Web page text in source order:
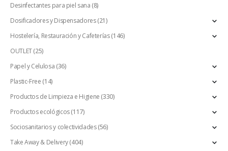
Desinfectantes para piel sana (8)
Dosificadores y Dispensadores (21)
Hostelería, Restauración y Cafeterías(146)
OUTLET(25)
Papel y Celulosa (36)
Plastic-Free (14)
Productos de Limpieza e Higiene (330)
Productos ecológicos(117)
Sociosanitarios y colectividades (56)
Take Away & Delivery(404)